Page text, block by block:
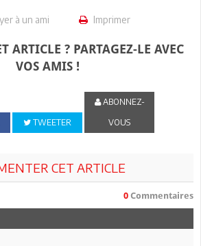
à un ami Imprimer
ARTICLE ? PARTAGEZ-LE AVEC
VOS AMIS !
TWEETER
ABONNEZ-
VOUS
CET ARTICLE
0 Commentaires